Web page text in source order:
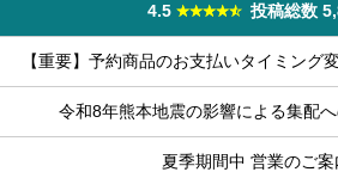
4.5
投稿総数
【重要】予約商品のお支払いタイミング
令和8年熊本地震の影響による集配
夏季期間中 営業のご案